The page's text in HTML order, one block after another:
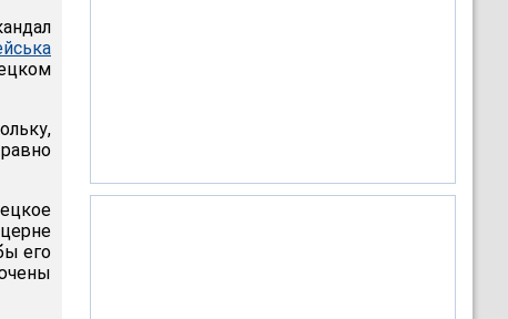
его